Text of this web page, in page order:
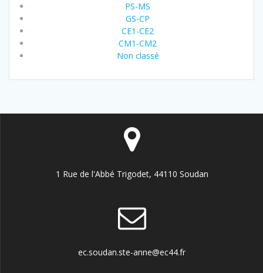
PS-MS
GS-CP
CE1-CE2
CM1-CM2
Non classé
1 Rue de l'Abbé Trigodet, 44110 Soudan
ec.soudan.ste-anne@ec44.fr